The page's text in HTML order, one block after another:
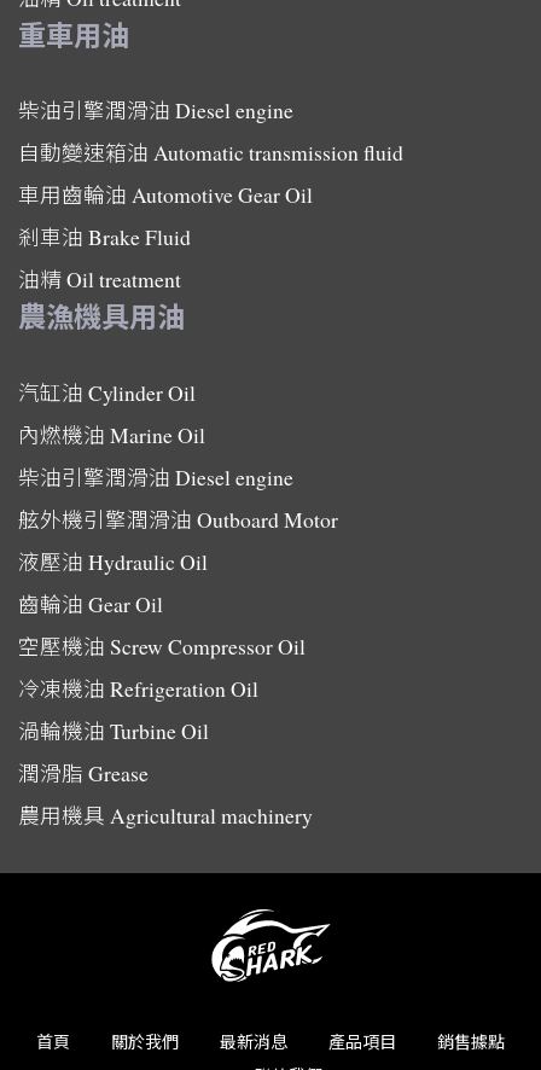
重車用油
柴油引擎潤滑油 Diesel engine
自動變速箱油 Automatic transmission fluid
車用齒輪油 Automotive Gear Oil
剎車油 Brake Fluid
油精Oil treatment
農漁機具用油
汽缸油 Cylinder Oil
內燃機油 Marine Oil
柴油引擎潤滑油 Diesel engine
舷外機引擎潤滑油 Outboard Motor
液壓油 Hydraulic Oil
齒輪油 Gear Oil
空壓機油 Screw Compressor Oil
冷凍機油 Refrigeration Oil
渦輪機油 Turbine Oil
潤滑脂 Grease
農用機具 Agricultural machinery
首頁 關於我們 最新消息 產品項目
銷售據點